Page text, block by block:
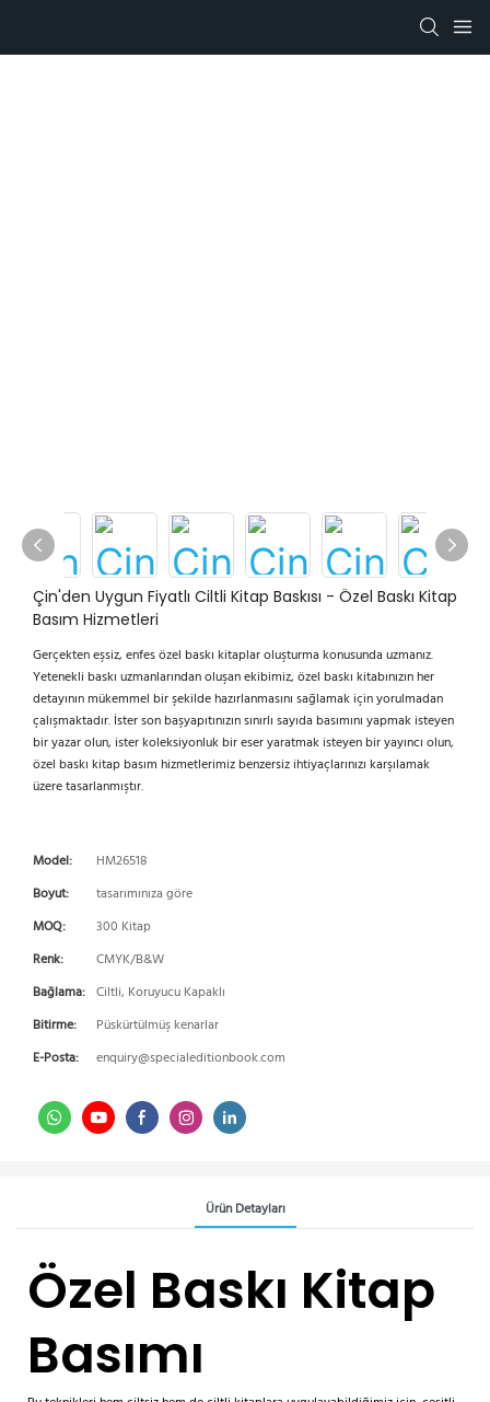
Çin'den Uygun Fiyatlı Ciltli Kitap Baskısı - Özel Baskı Kitap
Basım Hizmetleri
Gerçekten eşsiz, enfes özel baskı kitaplar oluşturma konusunda uzmanız.
Yetenekli baskı uzmanlarından oluşan ekibimiz, özel baskı kitabınızın her
detayının mükemmel bir şekilde hazırlanmasını sağlamak için yorulmadan
çalışmaktadır. İster son başyapıtınızın sınırlı sayıda basımını yapmak isteyen
bir yazar olun, ister koleksiyonluk bir eser yaratmak isteyen bir yayıncı olun,
özel baskı kitap basım hizmetlerimiz benzersiz ihtiyaçlarınızı karşılamak
üzere tasarlanmıştır.
Model:
HM26518
Boyut:
tasarımınıza göre
MOQ:
300 Kitap
Renk:
CMYK/B&W
Bağlama: Ciltli, Koruyucu Kapaklı
Bitirme:
Püskürtülmüş kenarlar
E-Posta:
enquiry@specialeditionbook.com
Ürün Detayları
Özel Baskı Kitap
Basımı